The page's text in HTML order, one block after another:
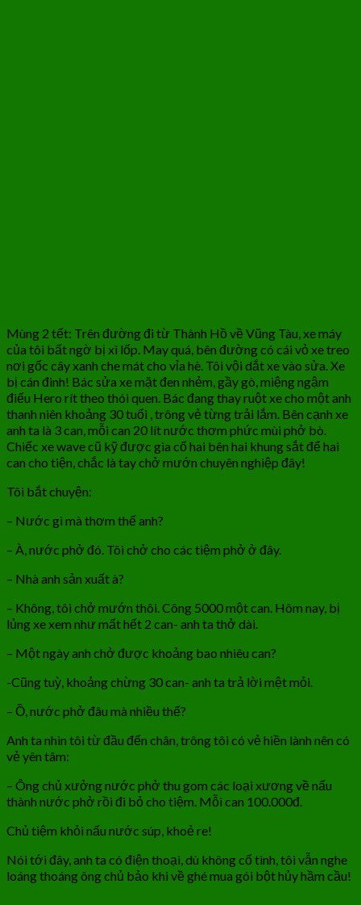
Mùng 2 tết: Trên đường đi từ Thành Hồ về Vũng Tàu, xe máy
của tôi bất ngờ bị xì lốp. May quá, bên đường có cái vỏ xe treo
nơi gốc cây xanh che mát cho vỉa hè. Tôi vội dắt xe vào sửa. Xe
bị cán đinh! Bác sửa xe mặt đen nhẻm, gầy gò, miệng ngậm
điếu Hero rít theo thói quen. Bác đang thay ruột xe cho một anh
thanh niên khoảng 30 tuổi , trông vẻ từng trải lắm. Bên cạnh xe
anh ta là 3 can, mỗi can 20 lít nước thơm phức mùi phở bò.
Chiếc xe wave cũ kỹ được gia cố hai bên hai khung sắt để hai
can cho tiện, chắc là tay chở mướn chuyên nghiệp đây!
Tôi bắt chuyện:
– Nước gì mà thơm thế anh?
– À, nước phở đó. Tôi chở cho các tiệm phở ở đây.
– Nhà anh sản xuất à?
– Không, tôi chở mướn thôi. Công 5000 một can. Hôm nay, bị
lủng xe xem như mất hết 2 can- anh ta thở dài.
– Một ngày anh chở được khoảng bao nhiêu can?
-Cũng tuỳ, khoảng chừng 30 can- anh ta trả lời mệt mỏi.
– Ồ, nước phở đâu mà nhiều thế?
Anh ta nhìn tôi từ đầu đến chân, trông tôi có vẻ hiền lành nên có
vẻ yên tâm:
– Ông chủ xưởng nước phở thu gom các loại xương về nấu
thành nước phở rồi đi bỏ cho tiệm. Mỗi can 100.000đ.
Chủ tiệm khỏi nấu nước súp, khoẻ re!
Nói tới đây, anh ta có điện thoại, dù không cố tình, tôi vẫn nghe
loáng thoáng ông chủ bảo khi về ghé mua gói bột hủy hầm cầu!